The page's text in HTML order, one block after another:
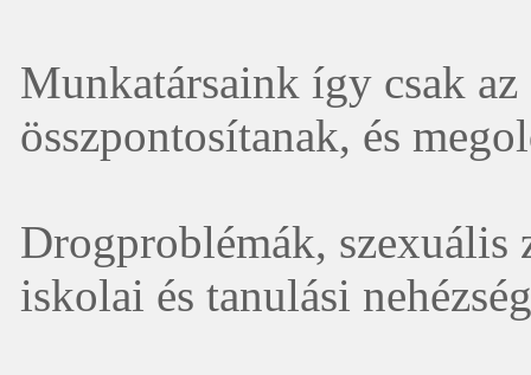
Munkatársaink így csak
összpontosítanak, és
Drogproblémák, szexuális
iskolai és tanulási